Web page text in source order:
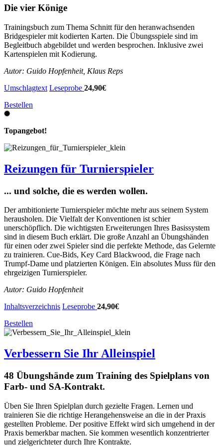
Die vier Könige
Trainingsbuch zum Thema Schnitt für den heranwachsenden
Bridgespieler mit kodierten Karten. Die Übungsspiele sind im
Begleitbuch abgebildet und werden besprochen. Inklusive zwei
Kartenspielen mit Kodierung.
Autor: Guido Hopfenheit, Klaus Reps
Umschlagtext Leseprobe 24,90€
Bestellen
Topangebot!
Reizungen für Turnierspieler
... und solche, die es werden wollen.
Der ambitionierte Turnierspieler möchte mehr aus seinem System
herausholen. Die Vielfalt der Konventionen ist schier
unerschöpflich. Die wichtigsten Erweiterungen Ihres Basissystem
sind in diesem Buch erklärt. Die große Anzahl an Übungshänden
für einen oder zwei Spieler sind die perfekte Methode, das Gelernte
zu trainieren. Cue-Bids, Key Card Blackwood, die Frage nach
Trumpf-Dame und platzierten Königen. Ein absolutes Muss für den
ehrgeizigen Turnierspieler.
Autor: Guido Hopfenheit
Inhaltsverzeichnis Leseprobe 24,90€
Bestellen
Verbessern Sie Ihr Alleinspiel
48 Übungshände zum Training des Spielplans von
Farb- und SA-Kontrakt.
Üben Sie Ihren Spielplan durch gezielte Fragen. Lernen und
trainieren Sie die richtige Herangehensweise an die in der Praxis
gestellten Probleme. Der positive Effekt wird sich umgehend in der
Praxis bemerkbar machen. Sie kommen wesentlich konzentrierter
und zielgerichteter durch Ihre Kontrakte.